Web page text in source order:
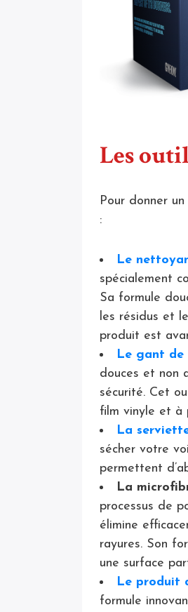
Les
Pour donner
:
Le
spécialement
Sa formule
les résidus et
produit est
Le gant de
douces et non
sécurité. Cet
film vinyle et à
La
sécher votre
permettent
La
processus de
élimine
rayures. Son
une surface
Le produit
formule